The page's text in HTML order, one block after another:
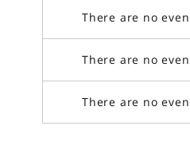
There are no
There are no
There are no